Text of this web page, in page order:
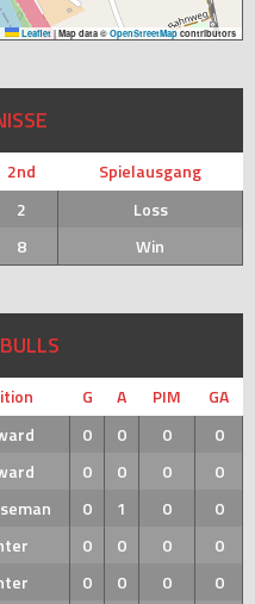
Leaflet | Map data © OpenStreetMap contributors
2nd
Spielausgang
2
Loss
8 Win
G A PIM
GA
0 0 0
0
0 0 0
0
0 1 0
0
0 0 0
0
0 0 0
0